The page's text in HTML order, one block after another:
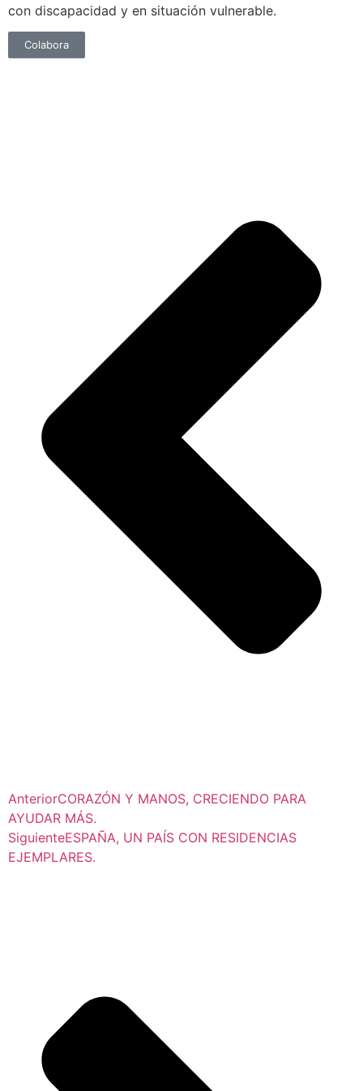
con discapacidad y en situación vulnerable.
Colabora
AnteriorCORAZÓN Y MANOS, CRECIENDO PARA
AYUDAR MÁS.
SiguienteESPAÑA, UN PAÍS CON RESIDENCIAS
EJEMPLARES.